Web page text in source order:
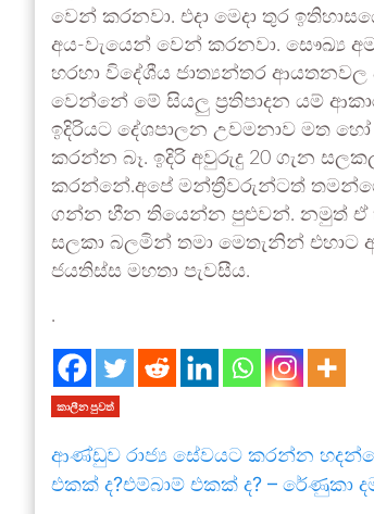
වෙන් කරනවා. එදා මෙදා තුර
අය-වැයෙන් වෙන් කරනවා. සෞඛ්‍ය
හරහා විදේශීය ජාත්‍යන්තර ආයතනවල
වෙන්නේ මේ සියලු ප්‍රතිපාදන යම්
ඉදිරියට දේශපාලන උවමනාව මත
කරන්න බෑ. ඉදිරි අවුරුදු 20 ගැන
කරන්නේ.අපේ මන්ත්‍රීවරුන්ටත්
ගන්න හීන තියෙන්න පුළුවන්. නමුත් ඒ
සලකා බලමින් තමා මෙතැනින් එහාට
ජයතිස්ස මහතා පැවසීය.
.
කාලීන පුවත්
ආණ්ඩුව රාජ්‍ය සේවයට කරන්න
එකක් ද?එම්බාම් එකක් ද? – රේණුකා